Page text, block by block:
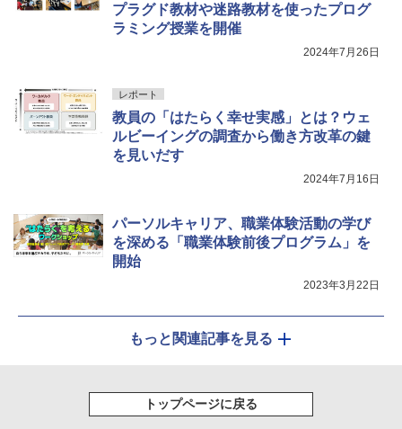
プラグド教材や迷路教材を使ったプログ
ラミング授業を開催
2024年7月26日
レポート
教員の「はたらく幸せ実感」とは？ウェ
ルビーイングの調査から働き方改革の鍵
を見いだす
2024年7月16日
パーソルキャリア、職業体験活動の学び
を深める「職業体験前後プログラム」を
開始
2023年3月22日
もっと関連記事を見る
トップページに戻る